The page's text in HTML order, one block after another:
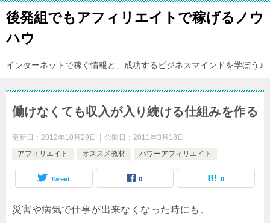
後発組でもアフィリエイトで稼げるノウ
ハウ
インターネットで稼ぐ情報と、成功するビジネスマインドを学ぼう♪
働けなくても収入が入り続ける仕組みを作る
更新日： 2012年10月29日 公開日： 2011年3月18日
アフィリエイト
オススメ教材 パワーアフィリエイト
Tweet 0 0
災害や病気で仕事が出来なくなった時にも、